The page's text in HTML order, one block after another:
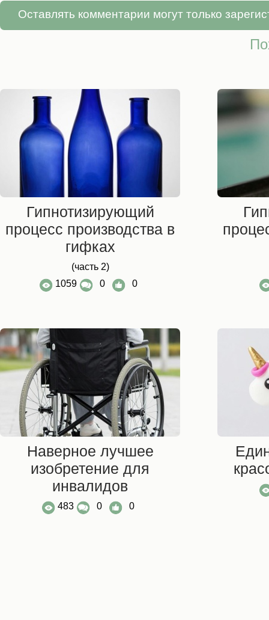
Оставлять комментарии могут только
Гипнотизирующий
процесс производства в
гифках
(часть 2)
1059
0 0
Наверное лучшее
изобретение для
инвалидов
483 0 0